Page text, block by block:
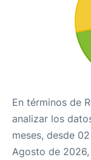
En términos de
analizar los
meses, desde
Agosto de